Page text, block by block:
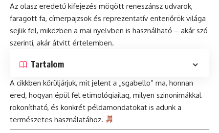
Az olasz eredetű kifejezés mögött reneszánsz udvarok,
faragott fa, címerpajzsok és reprezentatív enteriőrök világa
sejlik fel, miközben a mai nyelvben is használható – akár szó
szerinti, akár átvitt értelemben.
Tartalom
A cikkben körüljárjuk, mit jelent a „sgabello” ma, honnan
ered, hogyan épül fel etimológiailag, milyen szinonimákkal
rokonítható, és konkrét példamondatokat is adunk a
természetes használatához.